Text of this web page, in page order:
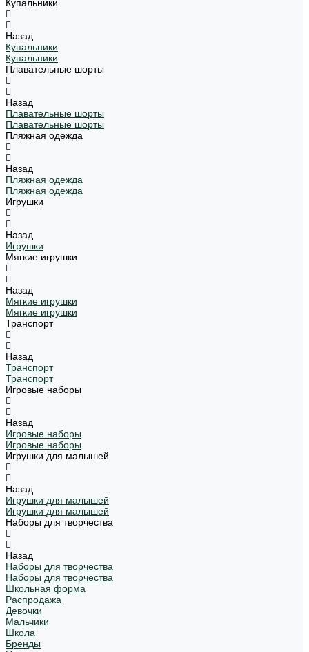
Купальники
Назад
Купальники
Купальники
Плавательные шорты
Назад
Плавательные шорты
Плавательные шорты
Пляжная одежда
Назад
Пляжная одежда
Пляжная одежда
Игрушки
Назад
Игрушки
Мягкие игрушки
Назад
Мягкие игрушки
Мягкие игрушки
Транспорт
Назад
Транспорт
Транспорт
Игровые наборы
Назад
Игровые наборы
Игровые наборы
Игрушки для малышей
Назад
Игрушки для малышей
Игрушки для малышей
Наборы для творчества
Назад
Наборы для творчества
Наборы для творчества
Школьная форма
Распродажа
Девочки
Мальчики
Школа
Бренды